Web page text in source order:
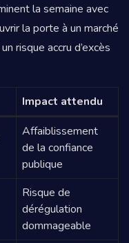
la semaine avec
la porte à un marché
risque accru d’excès
Impact attendu
Affaiblissement
de la confiance
publique
Risque de
dérégulation
dommageable